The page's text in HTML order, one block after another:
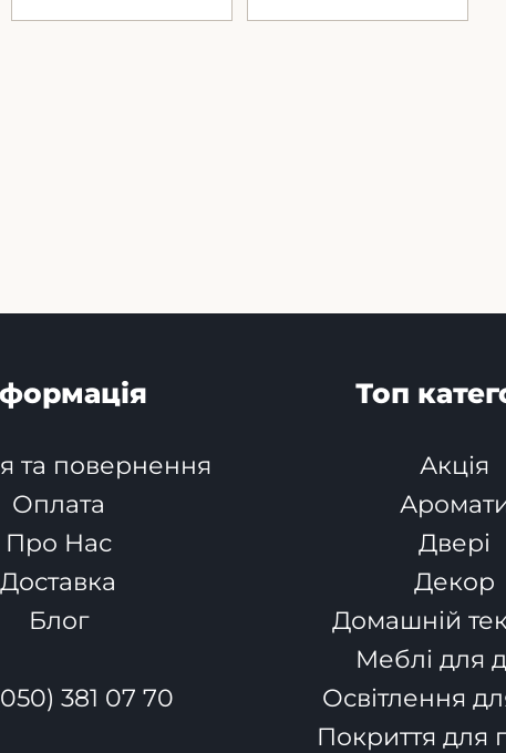
та повернення
Оплата
Про Нас
Доставка
Блог
381 07 70
Топ
Акція
Двері
Декор
Домашній
Меблі для
Освітлення
Покриття для